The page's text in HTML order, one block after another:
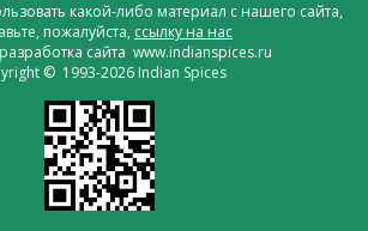
какой-либо материал с нашего сайта,
пожалуйста, ссылку на нас
сайта www.indianspices.ru
© 1993-2026 Indian Spices